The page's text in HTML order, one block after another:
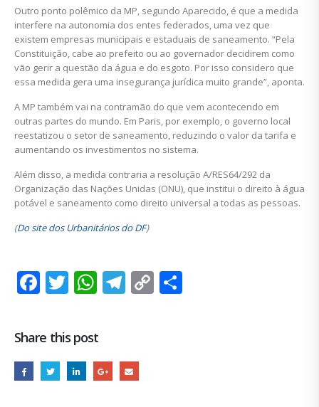
Outro ponto polêmico da MP, segundo Aparecido, é que a medida
interfere na autonomia dos entes federados, uma vez que
existem empresas municipais e estaduais de saneamento. “Pela
Constituição, cabe ao prefeito ou ao governador decidirem como
vão gerir a questão da água e do esgoto. Por isso considero que
essa medida gera uma insegurança jurídica muito grande”, aponta.
A MP também vai na contramão do que vem acontecendo em
outras partes do mundo. Em Paris, por exemplo, o governo local
reestatizou o setor de saneamento, reduzindo o valor da tarifa e
aumentando os investimentos no sistema.
Além disso, a medida contraria a resolução A/RES64/292 da
Organização das Nações Unidas (ONU), que institui o direito à água
potável e saneamento como direito universal a todas as pessoas.
(Do site dos Urbanitários do DF)
Facebook
Twitter
WhatsApp
Telegram
Copy
Share this post